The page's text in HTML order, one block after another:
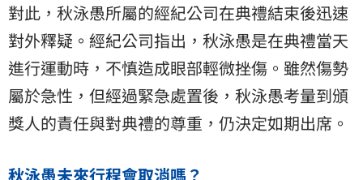
對此，秋泳愚所屬的經紀公司在典禮結束後迅速
對外釋疑。經紀公司指出，秋泳愚是在典禮當天
進行運動時，不慎造成眼部輕微挫傷。雖然傷勢
屬於急性，但經過緊急處置後，秋泳愚考量到頒
獎人的責任與對典禮的尊重，仍決定如期出席。
秋泳愚未來行程會取消嗎？